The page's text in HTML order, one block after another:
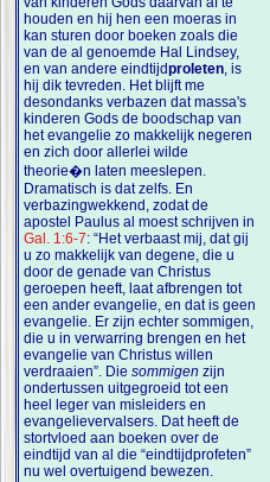
houden en hij hen een moeras in
kan sturen door boeken zoals die
van de al genoemde Hal Lindsey,
en van andere eindtijdproleten, is
hij dik tevreden. Het blijft me
desondanks verbazen dat massa's
kinderen Gods de boodschap van
het evangelie zo makkelijk negeren
en zich door allerlei wilde
theorie�n laten meeslepen.
Dramatisch is dat zelfs. En
verbazingwekkend, zodat de
apostel Paulus al moest schrijven in
Gal. 1:6-7: “Het verbaast mij, dat gij
u zo makkelijk van degene, die u
door de genade van Christus
geroepen heeft, laat afbrengen tot
een ander evangelie, en dat is geen
evangelie. Er zijn echter sommigen,
die u in verwarring brengen en het
evangelie van Christus willen
verdraaien”. Diesommigen zijn
ondertussen uitgegroeid tot een
heel leger van misleiders en
evangelievervalsers. Dat heeft de
stortvloed aan boeken over de
eindtijd van al die “eindtijdprofeten”
nu wel overtuigend bewezen.